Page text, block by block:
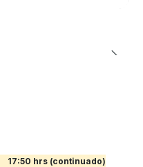
17:50 hrs (continuado)